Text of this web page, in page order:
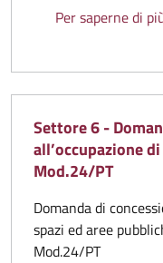
Per saperne di
Settore 6 -
all’occupazione
Mod.24/PT
Domanda di
spazi ed aree
Mod.24/PT